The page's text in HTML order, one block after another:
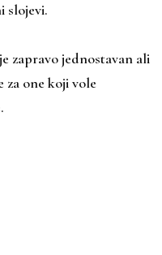
slojevi.
zapravo jednostavan ali
za one koji vole